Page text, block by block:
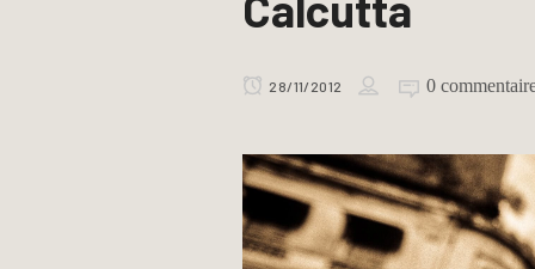
28/11/2012 0